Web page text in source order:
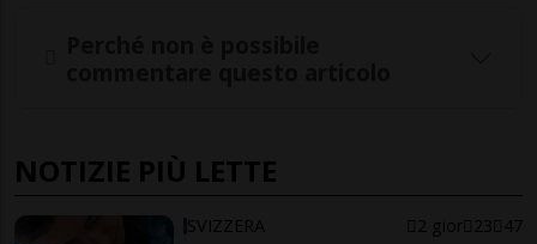
NOTIZIE PIÙ LETTE
SVIZZERA 2 gior 23 47